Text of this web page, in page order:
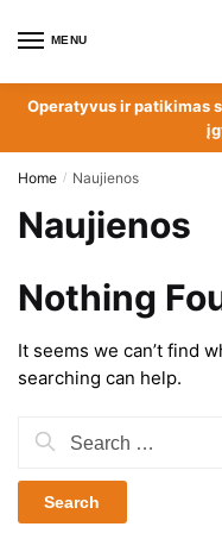
MENU
Operatyvus ir patikimas
Home / Naujienos
Naujienos
Nothing
It seems we can’t find
searching can help.